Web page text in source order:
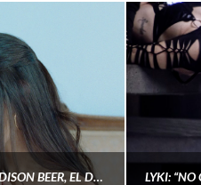
#REVIEW: LOCKET. MADISON BEER, EL DISCO DONDE POR FIN DEJA DE JUSTIFICARSE